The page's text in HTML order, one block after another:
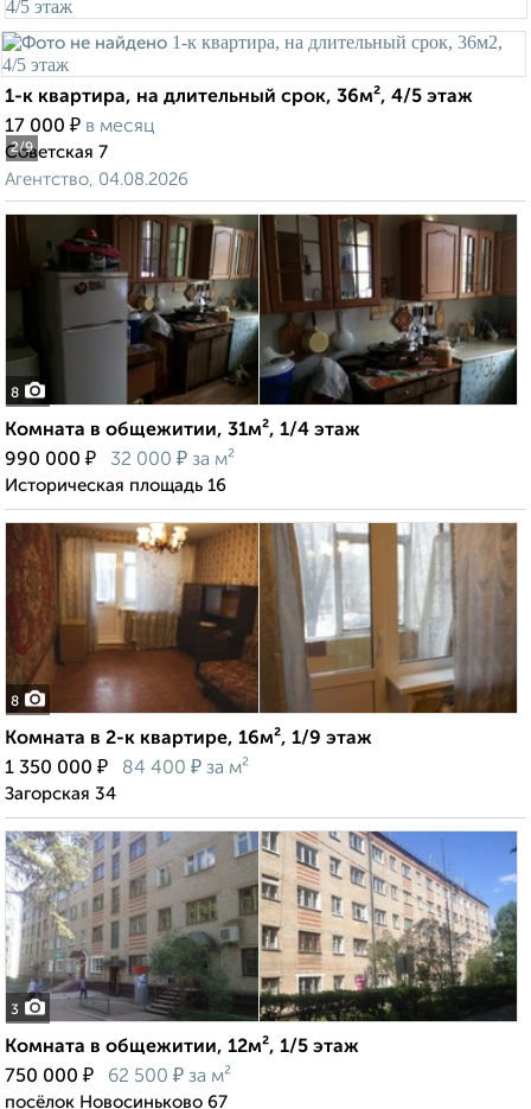
2/9
1-к квартира, на длительный срок, 36м², 4/5 этаж
17 000 ₽ в месяц
Советская 7
Агентство, 04.08.2026
8
Комната в общежитии, 31м², 1/4 этаж
990 000 ₽ 32 000 ₽ за м²
Историческая площадь 16
8
Комната в 2-к квартире, 16м², 1/9 этаж
1 350 000 ₽ 84 400 ₽ за м²
Загорская 34
3
Комната в общежитии, 12м², 1/5 этаж
750 000 ₽ 62 500 ₽ за м²
посёлок Новосиньково 67